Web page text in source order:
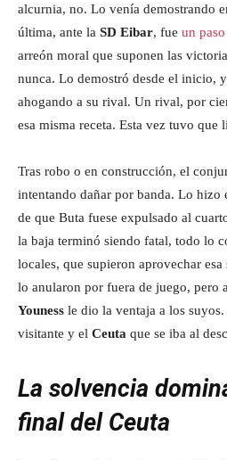
alcurnia, no. Lo venía demostrando
última, ante la SD Eibar, fue un
arreón moral que suponen las
nunca. Lo demostró desde el inicio,
ahogando a su rival. Un rival, por
esa misma receta. Esta vez tuvo que
Tras robo o en construcción, el
intentando dañar por banda. Lo hizo
de que Buta fuese expulsado al
la baja terminó siendo fatal, todo lo
locales, que supieron aprovechar
lo anularon por fuera de juego, pero
Youness le dio la ventaja a los
visitante y el Ceuta que se iba al
La solvencia
final del Ceuta